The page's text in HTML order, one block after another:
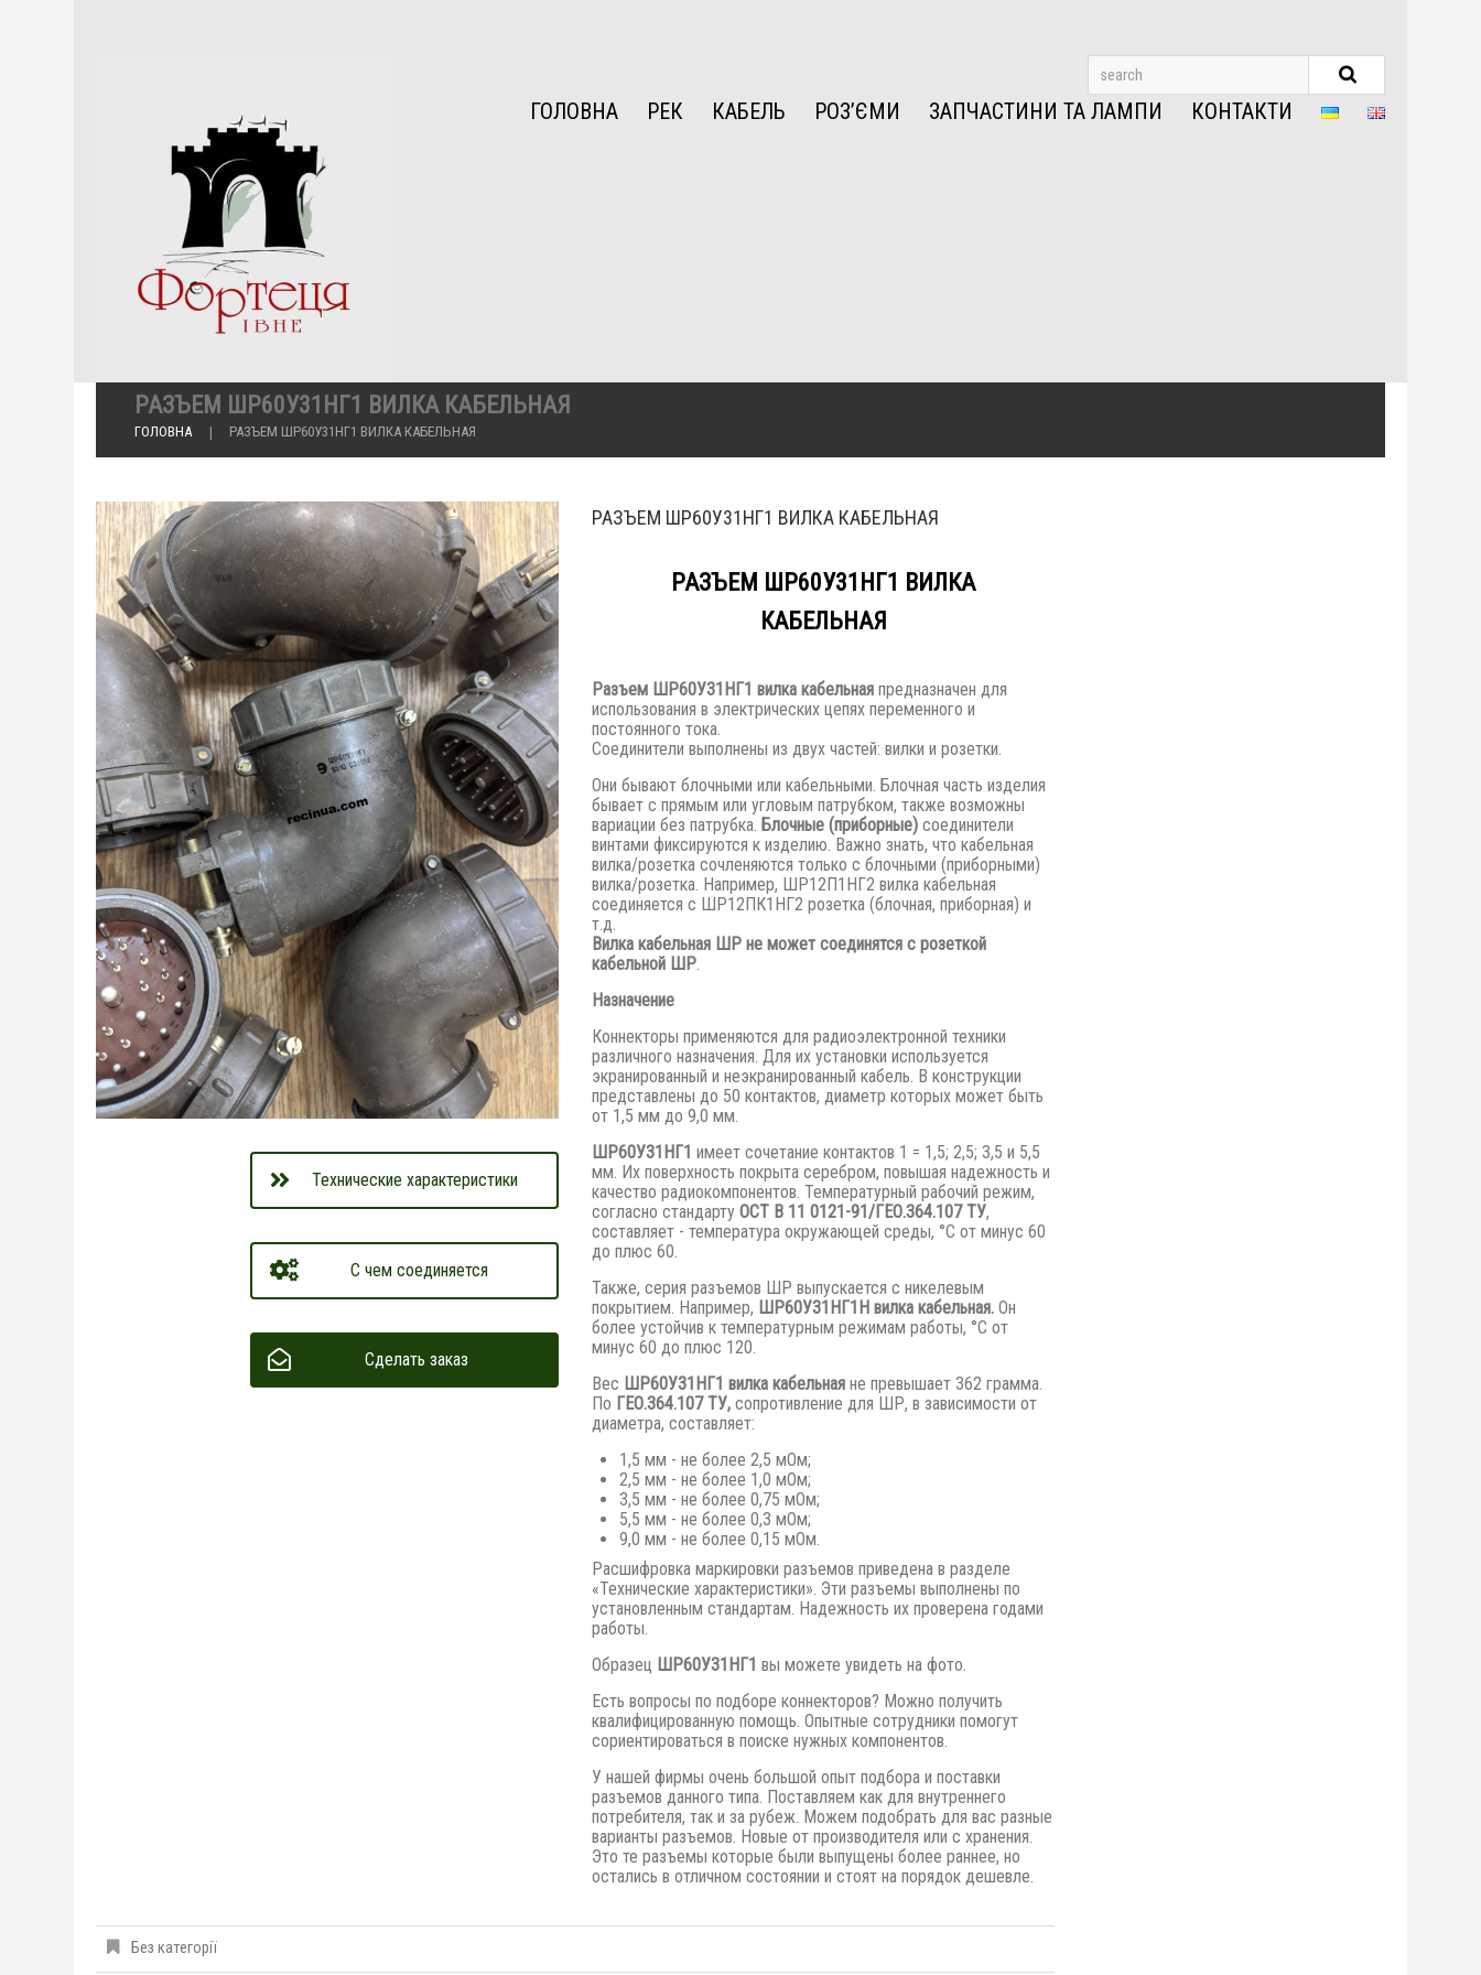
ГОЛОВНА РЕК КАБЕЛЬ РОЗ’ЄМИ ЗАПЧАСТИНИ ТА ЛАМПИ КОНТАКТИ
РАЗЪЕМ ШР60У31НГ1 ВИЛКА КАБЕЛЬНАЯ
ГОЛОВНА РАЗЪЕМ ШР60У31НГ1 ВИЛКА КАБЕЛЬНАЯ
Технические характеристики
С чем соединяется
Сделать заказ
РАЗЪЕМ ШР60У31НГ1 ВИЛКА КАБЕЛЬНАЯ
РАЗЪЕМ ШР60У31НГ1 ВИЛКА
КАБЕЛЬНАЯ
Разъем ШР60У31НГ1 вилка кабельная предназначен для
использования в электрических цепях переменного и
постоянного тока.
Соединители выполнены из двух частей: вилки и розетки.
Они бывают блочными или кабельными. Блочная часть изделия
бывает с прямым или угловым патрубком, также возможны
вариации без патрубка. Блочные (приборные) соединители
винтами фиксируются к изделию. Важно знать, что кабельная
вилка/розетка сочленяются только с блочными (приборными)
вилка/розетка. Например, ШР12П1НГ2 вилка кабельная
соединяется с ШР12ПК1НГ2 розетка (блочная, приборная) и
т.д.
Вилка кабельная ШР не может соединятся с розеткой
кабельной ШР.
Назначение
Коннекторы применяются для радиоэлектронной техники
различного назначения. Для их установки используется
экранированный и неэкранированный кабель. В конструкции
представлены до 50 контактов, диаметр которых может быть
от 1,5 мм до 9,0 мм.
ШР60У31НГ1 имеет сочетание контактов 1 = 1,5; 2,5; 3,5 и 5,5
мм. Их поверхность покрыта серебром, повышая надежность и
качество радиокомпонентов. Температурный рабочий режим,
согласно стандарту ОСТ В 11 0121-91/ГЕО.364.107 ТУ,
составляет - температура окружающей среды, °С от минус 60
до плюс 60.
Также, серия разъемов ШР выпускается с никелевым
покрытием. Например, ШР60У31НГ1Н вилка кабельная. Он
более устойчив к температурным режимам работы, °С от
минус 60 до плюс 120.
Вес ШР60У31НГ1 вилка кабельная не превышает 362 грамма.
По ГЕО.364.107 ТУ, сопротивление для ШР, в зависимости от
диаметра, составляет:
1,5 мм - не более 2,5 мОм;
2,5 мм - не более 1,0 мОм;
3,5 мм - не более 0,75 мОм;
5,5 мм - не более 0,3 мОм;
9,0 мм - не более 0,15 мОм.
Расшифровка маркировки разъемов приведена в разделе
«Технические характеристики». Эти разъемы выполнены по
установленным стандартам. Надежность их проверена годами
работы.
Образец ШР60У31НГ1 вы можете увидеть на фото.
Есть вопросы по подборе коннекторов? Можно получить
квалифицированную помощь. Опытные сотрудники помогут
сориентироваться в поиске нужных компонентов.
У нашей фирмы очень большой опыт подбора и поставки
разъемов данного типа. Поставляем как для внутреннего
потребителя, так и за рубеж. Можем подобрать для вас разные
варианты разъемов. Новые от производителя или с хранения.
Это те разъемы которые были выпущены более раннее, но
остались в отличном состоянии и стоят на порядок дешевле.
Без категорії